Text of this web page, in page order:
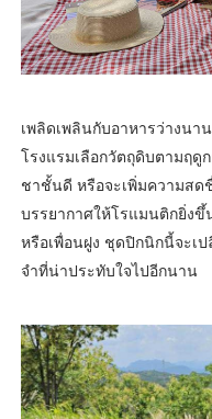
เพลิดเพลินกับอาหารว่างน
โรงแรมเลือกวัตถุดิบตามฤดู
ชาชั้นดี หรือจะเพิ่มความสด
บรรยากาศให้โรแมนติกยิ่งขึ้
หรือเพื่อนฝูง ชุดปิกนิกนี้จะเ
จำที่น่าประทับใจไปอีกนาน